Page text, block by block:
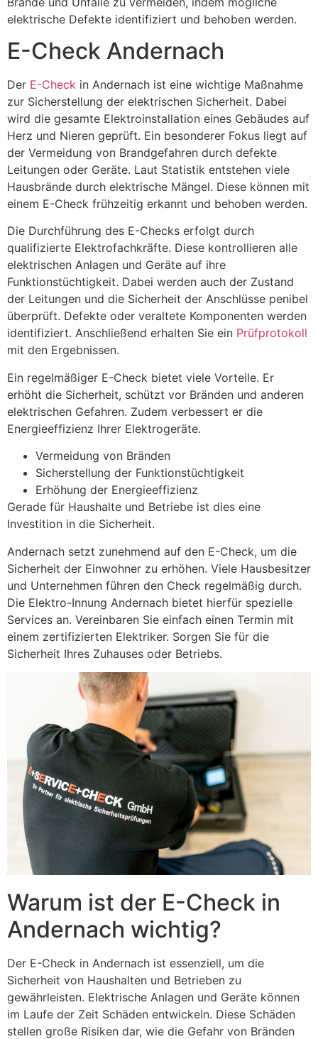
elektrische Defekte identifiziert und behoben werden.
E-Check Andernach
Der E-Check in Andernach ist eine wichtige Maßnahme
zur Sicherstellung der elektrischen Sicherheit. Dabei
wird die gesamte Elektroinstallation eines Gebäudes auf
Herz und Nieren geprüft. Ein besonderer Fokus liegt auf
der Vermeidung von Brandgefahren durch defekte
Leitungen oder Geräte. Laut Statistik entstehen viele
Hausbrände durch elektrische Mängel. Diese können mit
einem E-Check frühzeitig erkannt und behoben werden.
Die Durchführung des E-Checks erfolgt durch
qualifizierte Elektrofachkräfte. Diese kontrollieren alle
elektrischen Anlagen und Geräte auf ihre
Funktionstüchtigkeit. Dabei werden auch der Zustand
der Leitungen und die Sicherheit der Anschlüsse penibel
überprüft. Defekte oder veraltete Komponenten werden
identifiziert. Anschließend erhalten Sie ein Prüfprotokoll
mit den Ergebnissen.
Ein regelmäßiger E-Check bietet viele Vorteile. Er
erhöht die Sicherheit, schützt vor Bränden und anderen
elektrischen Gefahren. Zudem verbessert er die
Energieeffizienz Ihrer Elektrogeräte.
Vermeidung von Bränden
Sicherstellung der Funktionstüchtigkeit
Erhöhung der Energieeffizienz
Gerade für Haushalte und Betriebe ist dies eine
Investition in die Sicherheit.
Andernach setzt zunehmend auf den E-Check, um die
Sicherheit der Einwohner zu erhöhen. Viele Hausbesitzer
und Unternehmen führen den Check regelmäßig durch.
Die Elektro-Innung Andernach bietet hierfür spezielle
Services an. Vereinbaren Sie einfach einen Termin mit
einem zertifizierten Elektriker. Sorgen Sie für die
Sicherheit Ihres Zuhauses oder Betriebs.
Warum ist der E-Check in
Andernach wichtig?
Der E-Check in Andernach ist essenziell, um die
Sicherheit von Haushalten und Betrieben zu
gewährleisten. Elektrische Anlagen und Geräte können
im Laufe der Zeit Schäden entwickeln. Diese Schäden
stellen große Risiken dar, wie die Gefahr von Bränden